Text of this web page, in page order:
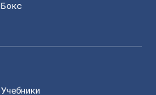
Бокс
Учебники